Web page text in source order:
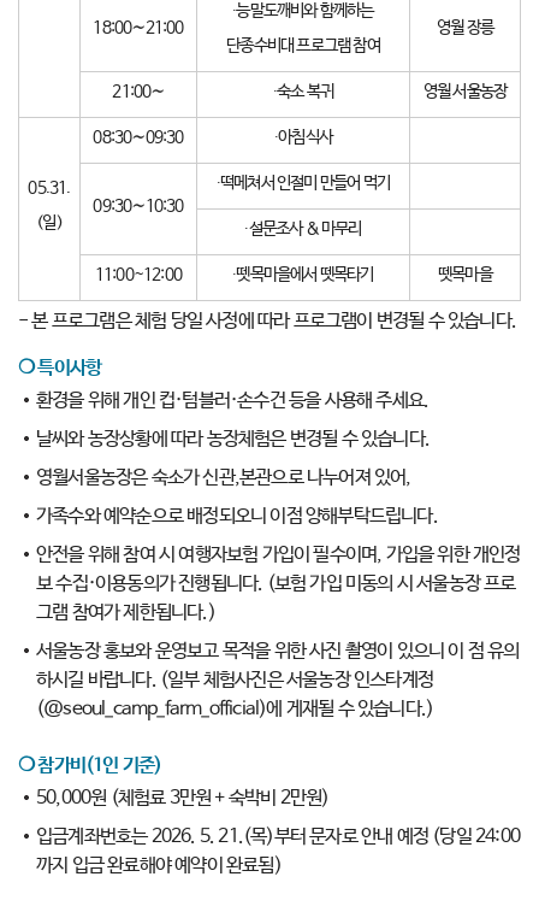
18:00∼21:00
∙능말도깨비와 함께하는
단종수비대 프로그램 참여
영월 장릉
21:00∼ ∙숙소 복귀 영월 서울농장
05.31.
(일)
08:30∼09:30 ∙아침식사
09:30∼10:30
∙떡메쳐서 인절미 만들어 먹기
∙설문조사 & 마무리
11:00~12:00 ∙뗏목마을에서 뗏목타기 뗏목마을
- 본 프로그램은 체험 당일 사정에 따라 프로그램이 변경될 수 있습니다.
❍특이사항
환경을 위해 개인 컵·텀블러·손수건 등을 사용해 주세요.
날씨와 농장상황에 따라 농장체험은 변경될 수 있습니다.
영월서울농장은 숙소가 신관,본관으로 나누어져 있어,
가족수와 예약순으로 배정되오니 이점 양해부탁드립니다.
안전을 위해 참여 시 여행자보험 가입이 필수이며, 가입을 위한 개인정
보 수집·이용동의가 진행됩니다. (보험 가입 미동의 시 서울농장 프로
그램 참여가 제한됩니다.)
서울농장 홍보와 운영보고 목적을 위한 사진 촬영이 있으니 이 점 유의
하시길 바랍니다. (일부 체험사진은 서울농장 인스타계정
(@seoul_camp_farm_official)에 게재될 수 있습니다.)
❍ 참가비(1인 기준)
50,000원 (체험료 3만원 + 숙박비 2만원)
입금계좌번호는 2026. 5. 21.(목)부터 문자로 안내 예정 (당일 24:00
까지 입금 완료해야 예약이 완료됨)